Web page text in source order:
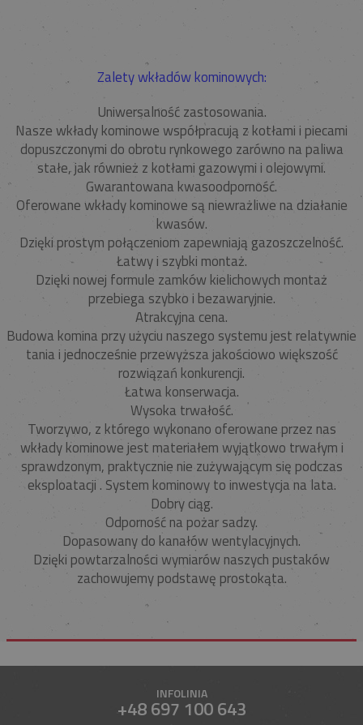
Zalety wkładów kominowych:
Uniwersalność zastosowania.
Nasze wkłady kominowe współpracują z kotłami i piecami
dopuszczonymi do obrotu rynkowego zarówno na paliwa
stałe, jak również z kotłami gazowymi i olejowymi.
Gwarantowana kwasoodporność.
Oferowane wkłady kominowe są niewrażliwe na działanie
kwasów.
Dzięki prostym połączeniom zapewniają gazoszczelność.
Łatwy i szybki montaż.
Dzięki nowej formule zamków kielichowych montaż
przebiega szybko i bezawaryjnie.
Atrakcyjna cena.
Budowa komina przy użyciu naszego systemu jest relatywnie
tania i jednocześnie przewyższa jakościowo większość
rozwiązań konkurencji.
Łatwa konserwacja.
Wysoka trwałość.
Tworzywo, z którego wykonano oferowane przez nas
wkłady kominowe jest materiałem wyjątkowo trwałym i
sprawdzonym, praktycznie nie zużywającym się podczas
eksploatacji . System kominowy to inwestycja na lata.
Dobry ciąg.
Odporność na pożar sadzy.
Dopasowany do kanałów wentylacyjnych.
Dzięki powtarzalności wymiarów naszych pustaków
zachowujemy podstawę prostokąta.
INFOLINIA
+48 697 100 643